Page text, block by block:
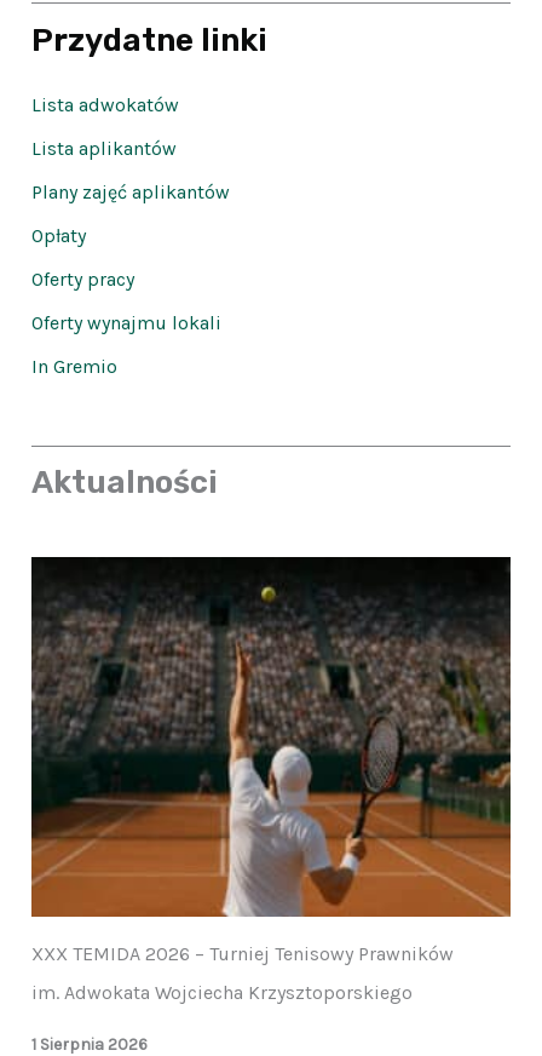
Przydatne linki
Lista adwokatów
Lista aplikantów
Plany zajęć aplikantów
Opłaty
Oferty pracy
Oferty wynajmu lokali
In Gremio
Aktualności
XXX TEMIDA 2026 – Turniej Tenisowy Prawników
im. Adwokata Wojciecha Krzysztoporskiego
1 Sierpnia 2026